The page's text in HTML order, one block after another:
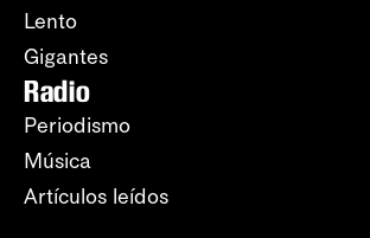
Lento
Gigantes
Radio
Periodismo
Música
Artículos leídos